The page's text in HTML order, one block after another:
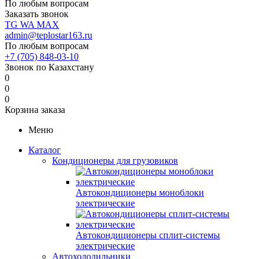
По любым вопросам
Заказать звонок
TG WA MAX
admin@teplostar163.ru
По любым вопросам
+7 (705) 848-03-10
Звонок по Казахстану
0
0
0
Корзина заказа
Меню
Каталог
Кондиционеры для грузовиков
Автокондиционеры моноблоки
электрические
Автокондиционеры сплит-системы
электрические
Автохолодильники